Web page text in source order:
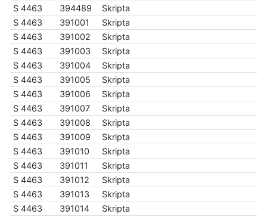
S 4463
394489
Skripta
S 4463
391001
Skripta
S 4463
391002
Skripta
S 4463
391003
Skripta
S 4463
391004
Skripta
S 4463
391005
Skripta
S 4463
391006
Skripta
S 4463
391007
Skripta
S 4463
391008
Skripta
S 4463
391009
Skripta
S 4463
391010
Skripta
S 4463
391011
Skripta
S 4463
391012
Skripta
S 4463
391013
Skripta
S 4463
391014
Skripta